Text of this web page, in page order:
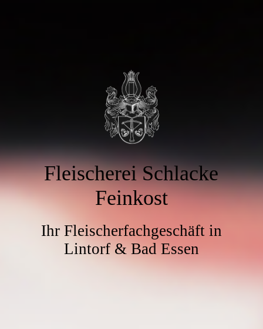
Fleischerei Schlacke
Feinkost
Ihr Fleischerfachgeschäft in
Lintorf & Bad Essen